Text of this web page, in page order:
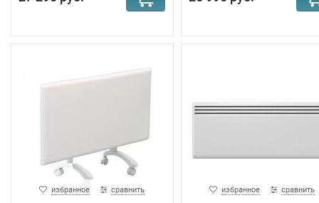
избранное сравнить избранное сравнить